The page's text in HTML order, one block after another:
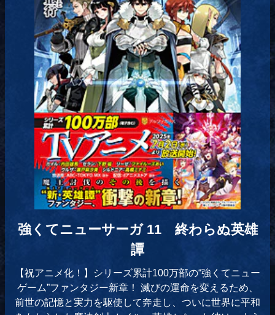
強くてニューサーガ 11 終わらぬ英雄
譚
【祝アニメ化！】シリーズ累計100万部の“強くてニュー
ゲーム”ファンタジー新章！ 滅びの運命を変えるため、
前世の記憶と実力を駆使して奔走し、ついに世界に平和